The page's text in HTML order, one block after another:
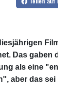
Das gaben
als eine
aber das